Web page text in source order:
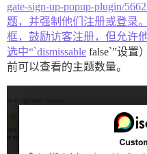
gate-sign-up-popup-plugin/
题，并强制他们注册或登录
框，鼓励访客注册，但允许
选中“`dismissable false`”设置
前可以查看的主题数量。